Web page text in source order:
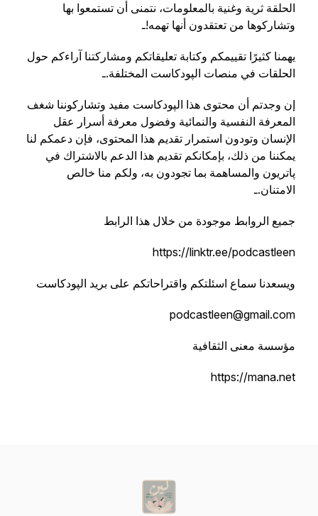
الحلقة ثرية وغنية بالمعلومات، نتمنى أن تستمعوا بها
وتشاركوها من تعتقدون أنها تهمه!ـ
يهمنا كثيرًا تقييمكم وكتابة تعليقاتكم ومشاركتنا آراءكم حول
الحلقات في منصات الپودكاست المختلفة.ـ
إن وجدتم أن محتوى هذا الپودكاست مفيد وتشاركوننا شغف
المعرفة النفسية والنمائية وفضول معرفة أسرار عقل
الإنسان وتودون استمرار تقديم هذا المحتوى، فإن دعمكم لنا
يمكننا من ذلك، بإمكانكم تقديم هذا الدعم بالاشتراك في
پاتريون والمساهمة بما تجودون به، ولكم منا خالص
الامتنان.ـ
جميع الروابط موجودة من خلال هذا الرابط
ويسعدنا سماع اسئلتكم واقتراحاتكم على بريد الپودكاست
مؤسسة معنى الثقافية